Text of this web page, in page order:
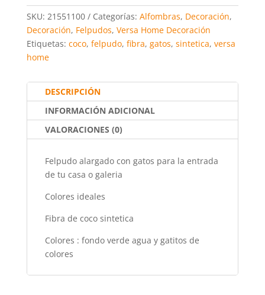
cm
cantidad
c
e
b
o
k
itt
er
ai
l
at
s
A
p
er
e
st
m
p
ar
SKU: 21551100 Categorías: Alfombras, Decoración,
Decoración, Felpudos, Versa Home Decoración
Etiquetas: coco, felpudo, fibra, gatos, sintetica, versa
home
DESCRIPCIÓN
INFORMACIÓN ADICIONAL
VALORACIONES (0)
Felpudo alargado con gatos para la entrada
de tu casa o galeria
Colores ideales
Fibra de coco sintetica
Colores : fondo verde agua y gatitos de
colores